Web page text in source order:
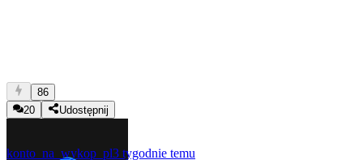
86
20
Udostępnij
konto_na_wykop_pl3 tygodnie temu